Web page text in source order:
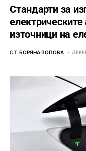
Стандарти за
източници на
ОТ БОРЯНА ПОПОВА